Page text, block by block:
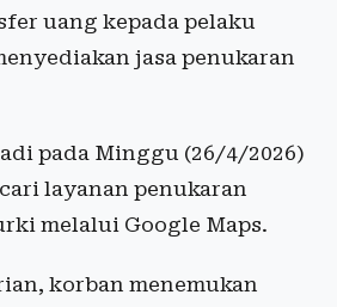
uang kepada pelaku
jasa penukaran
pada Minggu (26/4/2026)
layanan penukaran
melalui Google Maps.
korban menemukan